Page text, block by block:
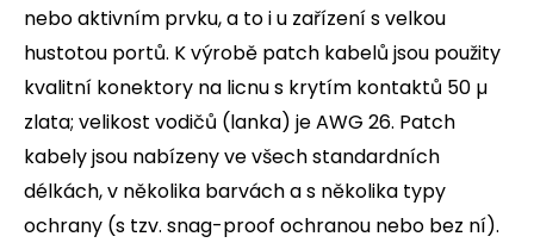
nebo aktivním prvku, a to i u zařízení s velkou
hustotou portů. K výrobě patch kabelů jsou použity
kvalitní konektory na licnu s krytím kontaktů 50 µ
zlata; velikost vodičů (lanka) je AWG 26. Patch
kabely jsou nabízeny ve všech standardních
délkách, v několika barvách a s několika typy
ochrany (s tzv. snag-proof ochranou nebo bez ní).